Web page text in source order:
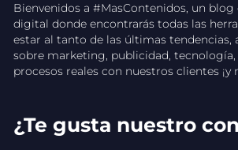
Bienvenidos a #MasContenidos, un
digital donde encontrarás todas las
estar al tanto de las últimas tendencias,
sobre marketing, publicidad,
procesos reales con nuestros clientes ¡y
¿Te gusta nuestro